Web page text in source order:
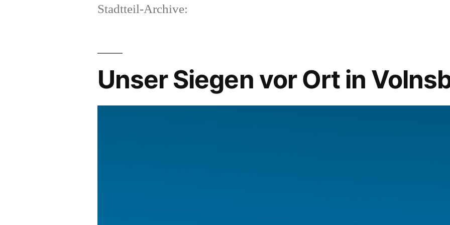
Stadtteil-Archive:
Unser Siegen vor Ort in